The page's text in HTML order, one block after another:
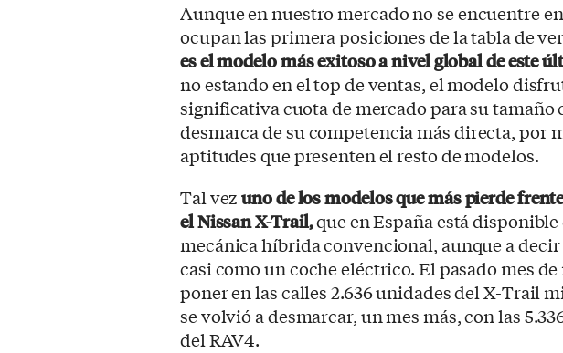
Aunque en nuestro mercado no se encuentre
ocupan las primera posiciones de la tabla de
es el modelo más exitoso a nivel global de este
no estando en el top de ventas, el modelo
significativa cuota de mercado para su tamaño
desmarca de su competencia más directa, por
aptitudes que presenten el resto de modelos.
Tal vezuno de los modelos que más pierde
el Nissan X-Trail,que en España está
mecánica híbrida convencional, aunque a
casi como un coche eléctrico. El pasado mes
poner en las calles 2.636 unidades del X-Trail
se volvió a desmarcar, un mes más, con las
del RAV4.